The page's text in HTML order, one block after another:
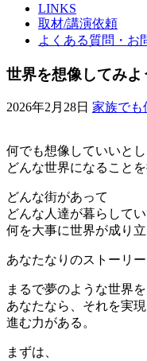
LINKS
取材/講演依頼
よくある質問・お
世界を想像してみよ
2026年2月28日 家族でも
何でも想像していいと
どんな世界になることを
どんな街があって
どんな人達が暮らして
何を大事に世界が成り立
あなたなりのストーリー
まるで夢のような世界
あなたなら、それを実
進む力がある。
まずは、